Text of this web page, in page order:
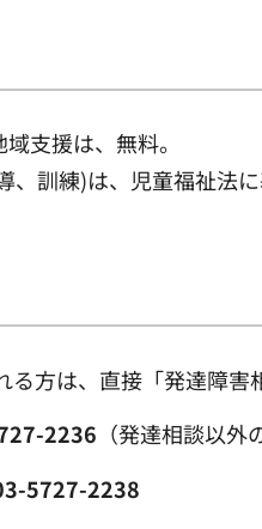
支援は、無料。
、訓練)は、児童福祉法
る方は、直接「発達障
2236 （発達相談以
5727-2238